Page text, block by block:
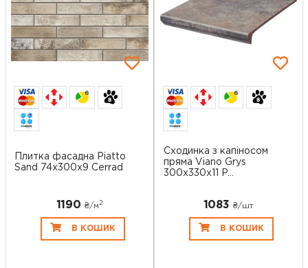
6
Плитка фасадна Piatto
Sand 74x300x9 Cerrad
1190 ₴/м 2
В КОШИК
6
Сходинка з капіносом
пряма Viano Grys
300x330x11 P...
1083 ₴/шт
В КОШИК